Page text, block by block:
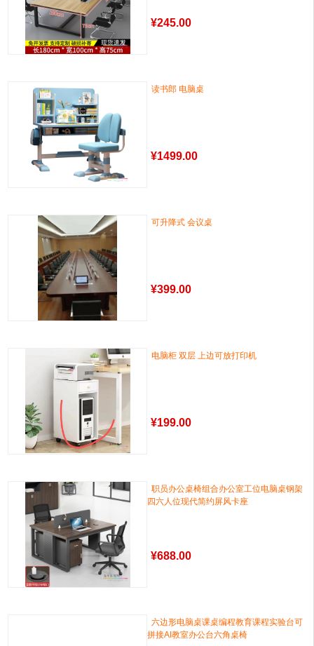
¥245.00
读书郎 电脑桌
¥1499.00
可升降式 会议桌
¥399.00
电脑柜 双层 上边可放打印机
¥199.00
职员办公桌椅组合办公室工位电脑桌钢架
四六人位现代简约屏风卡座
¥688.00
六边形电脑桌课桌编程教育课程实验台可
拼接AI教室办公台六角桌椅